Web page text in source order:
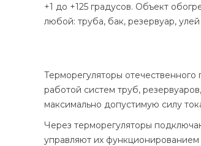
+1 до +125 градусов. Объект
любой: труба, бак, резервуар, улей
Терморегуляторы
работой систем труб,
максимально допустимую силу
Через терморегуляторы
управляют их